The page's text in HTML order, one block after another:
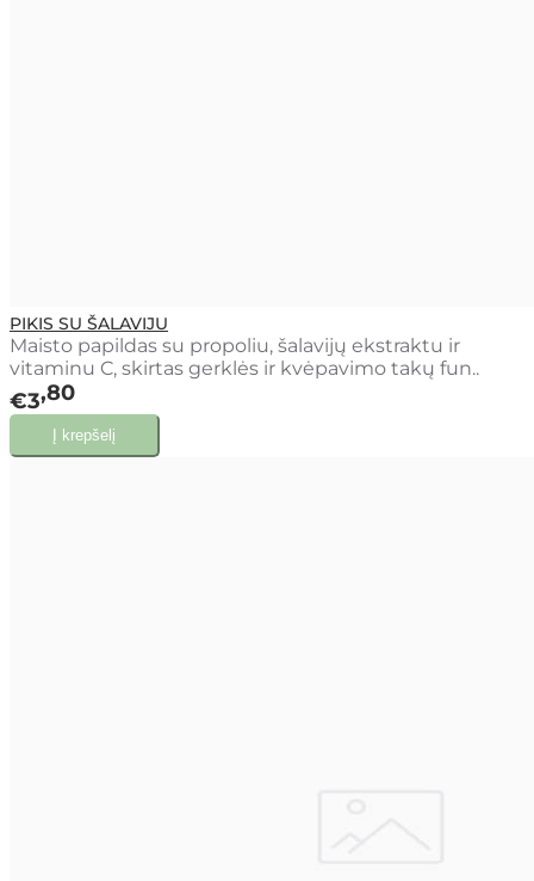
PIKIS SU ŠALAVIJU
Maisto papildas su propoliu, šalavijų ekstraktu ir
vitaminu C, skirtas gerklės ir kvėpavimo takų fun..
€3 80